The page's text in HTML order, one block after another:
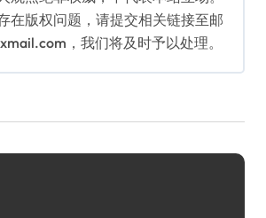
在版权问题，请提交相关链接至邮
，我们将及时予以处理。